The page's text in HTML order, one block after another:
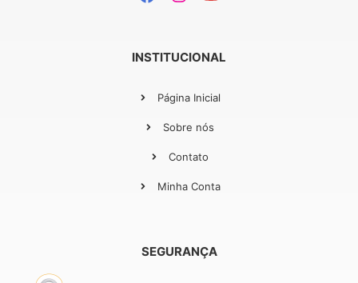
INSTITUCIONAL
Página Inicial
Sobre nós
Contato
Minha Conta
SEGURANÇA